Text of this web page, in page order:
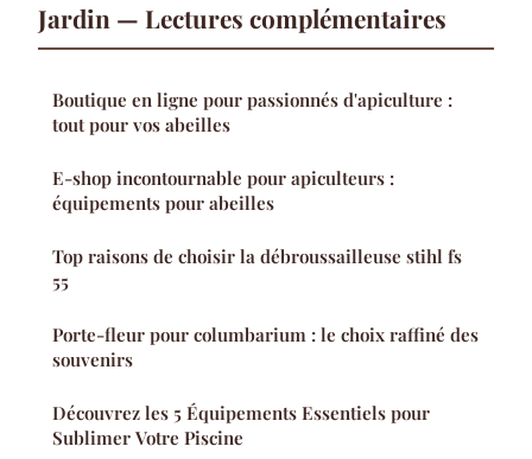
Jardin — Lectures complémentaires
Boutique en ligne pour passionnés d'apiculture :
tout pour vos abeilles
E-shop incontournable pour apiculteurs :
équipements pour abeilles
Top raisons de choisir la débroussailleuse stihl fs
55
Porte-fleur pour columbarium : le choix raffiné des
souvenirs
Découvrez les 5 Équipements Essentiels pour
Sublimer Votre Piscine